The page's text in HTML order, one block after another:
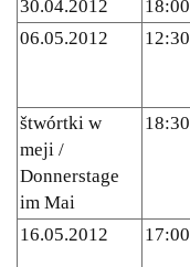
30.04.2012
18:00
06.05.2012
12:30
štwórtki w
meji /
Donnerstage
im Mai
18:30
16.05.2012 17:00